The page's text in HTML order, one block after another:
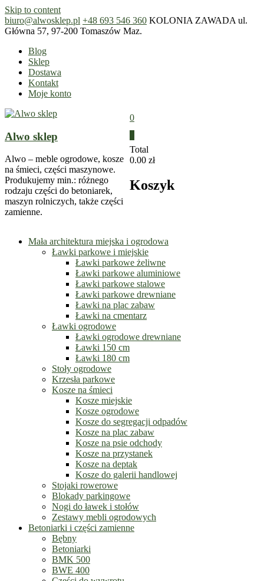
Skip to content
biuro@alwosklep.pl +48 693 546 360 KOLONIA ZAWADA ul.
Główna 57, 97-200 Tomaszów Maz.
Blog
Sklep
Dostawa
Kontakt
Moje konto
Alwo sklep
Alwo – meble ogrodowe, kosze
na śmieci, części maszynowe.
Produkujemy min.: różnego
rodzaju części do betoniarek,
maszyn rolniczych, także części
zamienne.
0
Total
0.00 zł
Koszyk
Mała architektura miejska i ogrodowa
Ławki parkowe i miejskie
Ławki parkowe żeliwne
Ławki parkowe aluminiowe
Ławki parkowe stalowe
Ławki parkowe drewniane
Ławki na plac zabaw
Ławki na cmentarz
Ławki ogrodowe
Ławki ogrodowe drewniane
Ławki 150 cm
Ławki 180 cm
Stoły ogrodowe
Krzesła parkowe
Kosze na śmieci
Kosze miejskie
Kosze ogrodowe
Kosze do segregacji odpadów
Kosze na plac zabaw
Kosze na psie odchody
Kosze na przystanek
Kosze na deptak
Kosze do galerii handlowej
Stojaki rowerowe
Blokady parkingowe
Nogi do ławek i stołów
Zestawy mebli ogrodowych
Betoniarki i części zamienne
Bębny
Betoniarki
BMK 500
BWE 400